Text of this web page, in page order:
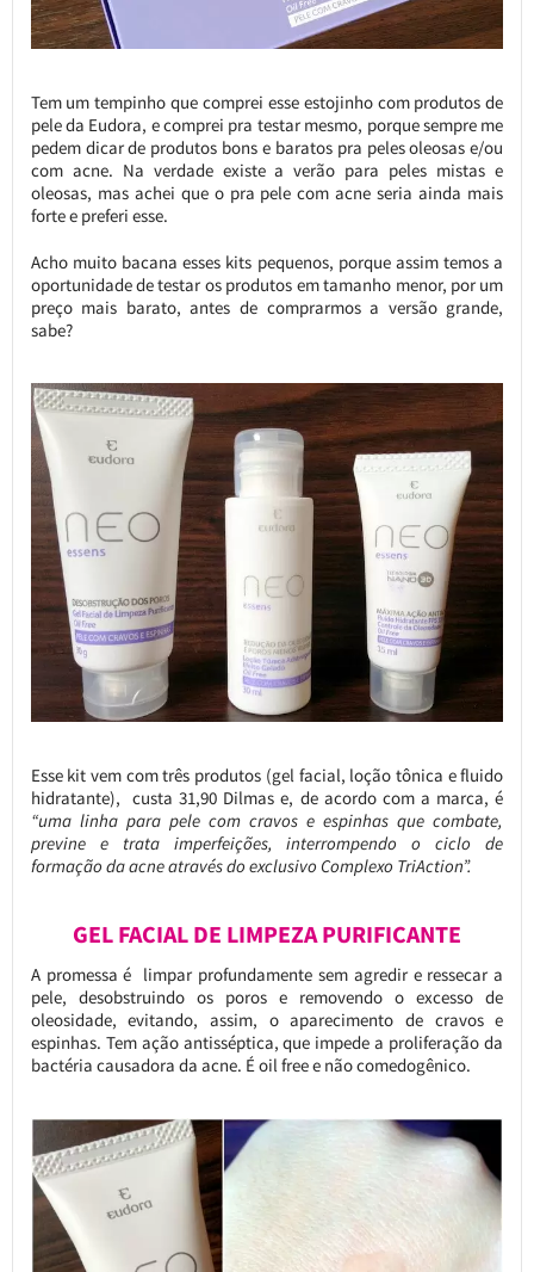
Tem um tempinho que comprei esse estojinho com produtos de
pele da Eudora, e comprei pra testar mesmo, porque sempre me
pedem dicar de produtos bons e baratos pra peles oleosas e/ou
com acne. Na verdade existe a verão para peles mistas e
oleosas, mas achei que o pra pele com acne seria ainda mais
forte e preferi esse.
Acho muito bacana esses kits pequenos, porque assim temos a
oportunidade de testar os produtos em tamanho menor, por um
preço mais barato, antes de comprarmos a versão grande,
sabe?
Esse kit vem com três produtos (gel facial, loção tônica e fluido
hidratante), custa 31,90 Dilmas e, de acordo com a marca, é
“uma linha para pele com cravos e espinhas que combate,
previne e trata imperfeições, interrompendo o ciclo de
formação da acne através do exclusivo Complexo TriAction”.
GEL FACIAL DE LIMPEZA PURIFICANTE
A promessa é limpar profundamente sem agredir e ressecar a
pele, desobstruindo os poros e removendo o excesso de
oleosidade, evitando, assim, o aparecimento de cravos e
espinhas. Tem ação antisséptica, que impede a proliferação da
bactéria causadora da acne. É oil free e não comedogênico.